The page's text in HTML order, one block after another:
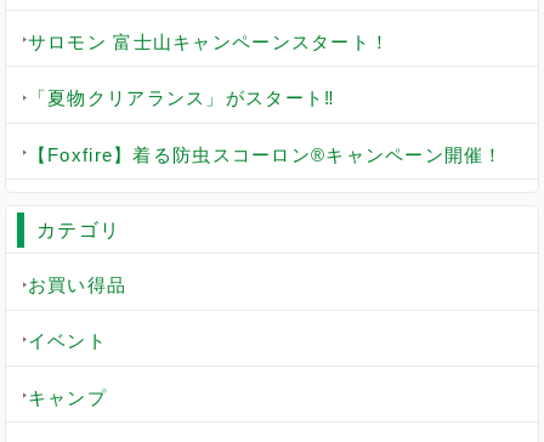
サロモン 富士山キャンペーンスタート！
「夏物クリアランス」がスタート‼
【Foxfire】着る防虫スコーロン®キャンペーン開催！
カテゴリ
お買い得品
イベント
キャンプ